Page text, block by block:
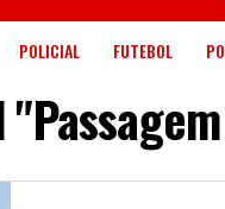
POLICIAL FUTEBOL